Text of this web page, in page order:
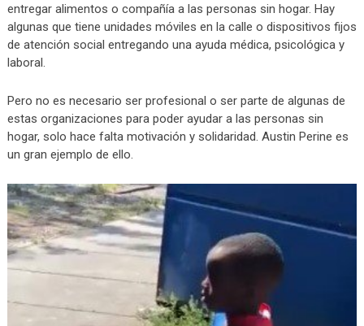
entregar alimentos o compañía a las personas sin hogar. Hay
algunas que tiene unidades móviles en la calle o dispositivos fijos
de atención social entregando una ayuda médica, psicológica y
laboral.
Pero no es necesario ser profesional o ser parte de algunas de
estas organizaciones para poder ayudar a las personas sin
hogar, solo hace falta motivación y solidaridad. Austin Perine es
un gran ejemplo de ello.